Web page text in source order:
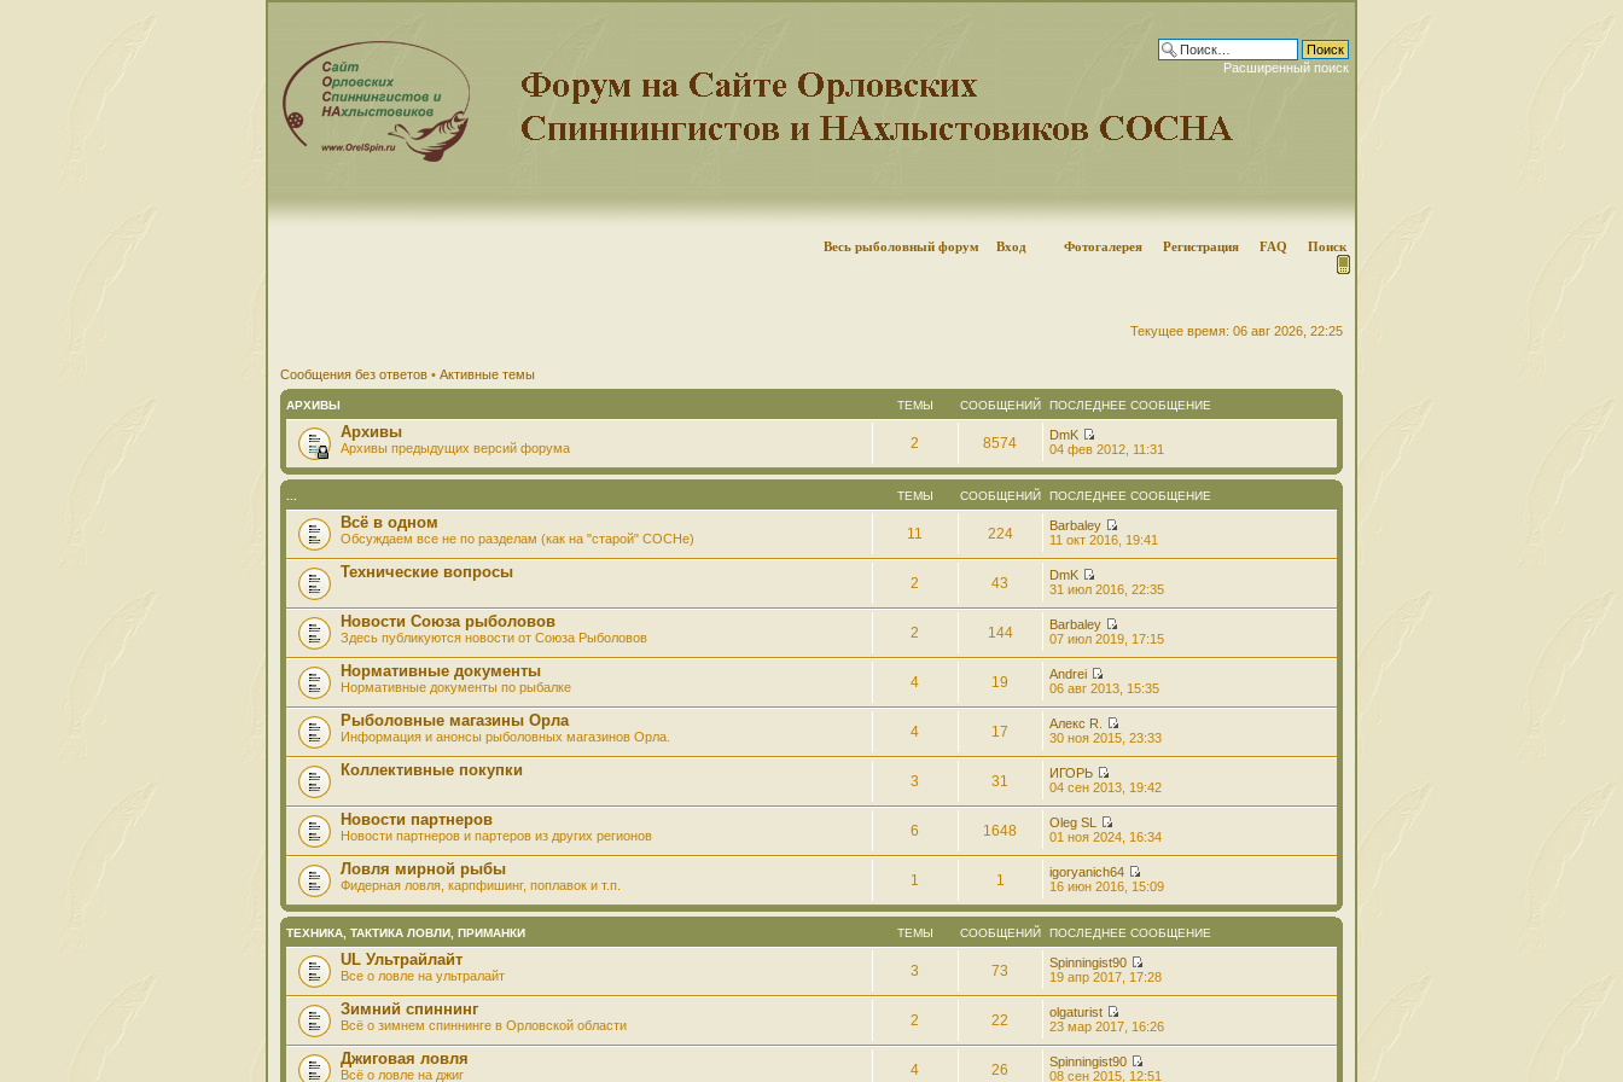
Расширенный поиск
Весь рыболовный форум Вход Фотогалерея Регистрация FAQ Поиск
Текущее время: 06 авг 2026, 22:25
Сообщения без ответов • Активные темы
АРХИВЫ ТЕМЫ СООБЩЕНИЙ ПОСЛЕДНЕЕ СООБЩЕНИЕ
Архивы
Архивы предыдущих версий форума 2 8574
DmK
04 фев 2012, 11:31
ТЕМЫ СООБЩЕНИЙ ПОСЛЕДНЕЕ СООБЩЕНИЕ
Всё в одном
Обсуждаем все не по разделам (как на "старой" СОСНе) 11 224
Barbaley
11 окт 2016, 19:41
Технические вопросы
2 43
DmK
31 июл 2016, 22:35
Новости Союза рыболовов
Здесь публикуются новости от Союза Рыболовов 2 144
Barbaley
07 июл 2019, 17:15
Нормативные документы
Нормативные документы по рыбалке 4 19
Andrei
06 авг 2013, 15:35
Рыболовные магазины Орла
Информация и анонсы рыболовных магазинов Орла. 4 17
Алекс R.
30 ноя 2015, 23:33
Коллективные покупки
3 31
ИГОРЬ
04 сен 2013, 19:42
Новости партнеров
Новости партнеров и партеров из других регионов 6 1648
Oleg SL
01 ноя 2024, 16:34
Ловля мирной рыбы
Фидерная ловля, карпфишинг, поплавок и т.п. 1 1
igoryanich64
16 июн 2016, 15:09
ТЕХНИКА, ТАКТИКА ЛОВЛИ, ПРИМАНКИ ТЕМЫ СООБЩЕНИЙ ПОСЛЕДНЕЕ СООБЩЕНИЕ
UL Ультрайлайт
Все о ловле на ультралайт 3 73
Spinningist90
19 апр 2017, 17:28
Зимний спиннинг
Всё о зимнем спиннинге в Орловской области 2 22
olgaturist
23 мар 2017, 16:26
Джиговая ловля
Всё о ловле на джиг 4 26
Spinningist90
08 сен 2015, 12:51